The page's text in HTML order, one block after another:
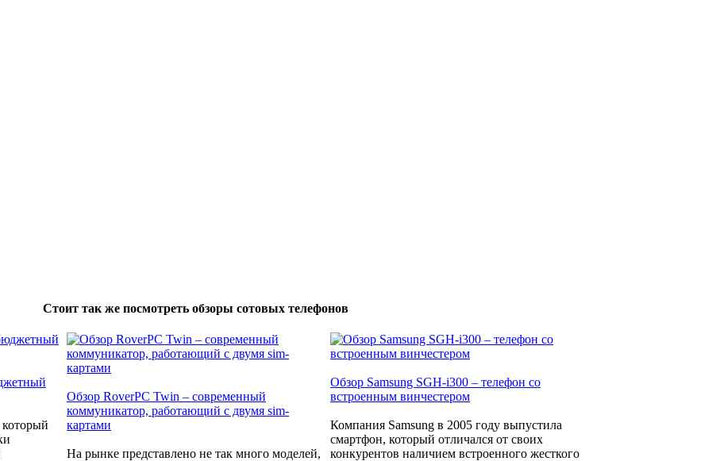
Стоит так же посмотреть обзоры сотовых телефонов
Обзор RoverPC Twin – современный
коммуникатор, работающий с двумя sim-
картами
На рынке представлено не так много моделей,
Обзор Samsung SGH-i300 – телефон со
встроенным винчестером
Компания Samsung в 2005 году выпустила
смартфон, который отличался от своих
конкурентов наличием встроенного жесткого